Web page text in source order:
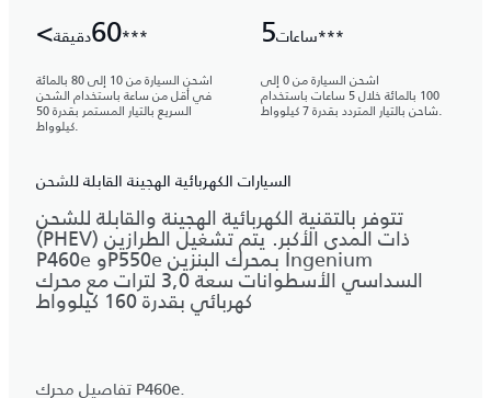
دقيقة***
اشحن السيارة من 10 إلى 80 بالمائة
في أقل من ساعة باستخدام الشحن
السريع بالتيار المستمر بقدرة 50
كيلوواط.
5 ساعات***
اشحن السيارة من 0 إلى
100 بالمائة خلال 5 ساعات باستخدام
شاحن بالتيار المتردد بقدرة 7 كيلوواط.
السيارات الكهربائية الهجينة القابلة للشحن
تتوفر بالتقنية الكهربائية الهجينة والقابلة للشحن
(PHEV) ذات المدى الأكبر. يتم تشغيل الطرازين
P460e وP550e بمحرك البنزين Ingenium
السداسي الأسطوانات سعة 3,0 لترات مع محرك
كهربائي بقدرة 160 كيلوواط
تفاصيل محرك P460e.